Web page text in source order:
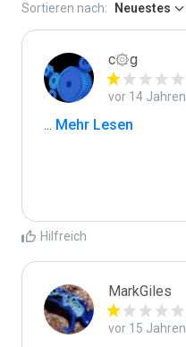
Sortieren nach: Neuestes
c۞g
vor 14 Jahren
... Mehr Lesen
Hilfreich
MarkGiles
vor 15 Jahren